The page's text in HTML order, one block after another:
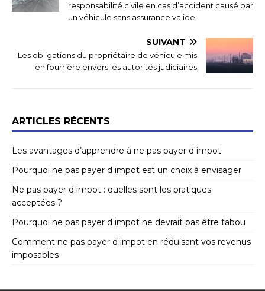
responsabilité civile en cas d’accident causé par
un véhicule sans assurance valide
SUIVANT
Les obligations du propriétaire de véhicule mis
en fourrière envers les autorités judiciaires
ARTICLES RÉCENTS
Les avantages d’apprendre à ne pas payer d impot
Pourquoi ne pas payer d impot est un choix à envisager
Ne pas payer d impot : quelles sont les pratiques
acceptées ?
Pourquoi ne pas payer d impot ne devrait pas être tabou
Comment ne pas payer d impot en réduisant vos revenus
imposables